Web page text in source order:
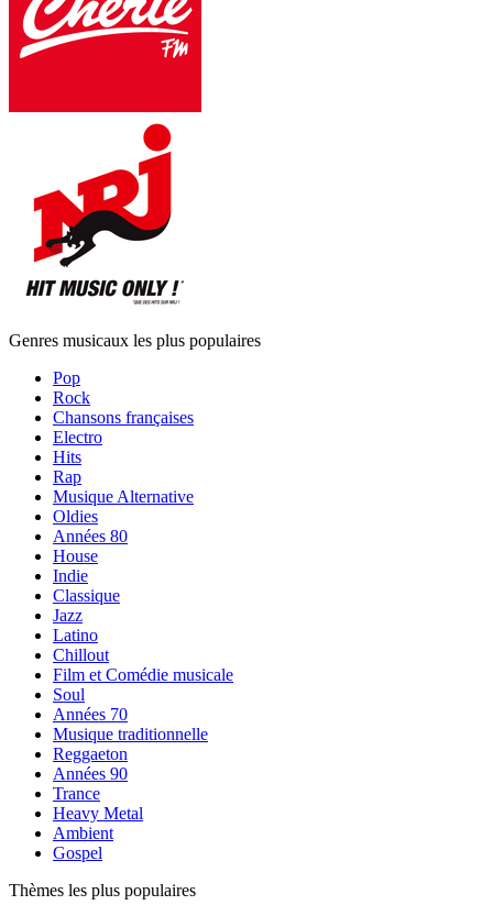
Genres musicaux les plus populaires
Pop
Rock
Chansons françaises
Electro
Hits
Rap
Musique Alternative
Oldies
Années 80
House
Indie
Classique
Jazz
Latino
Chillout
Film et Comédie musicale
Soul
Années 70
Musique traditionnelle
Reggaeton
Années 90
Trance
Heavy Metal
Ambient
Gospel
Thèmes les plus populaires